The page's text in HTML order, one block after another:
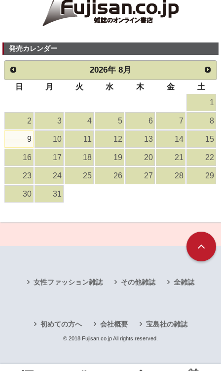
発売カレンダー
2026年 8月
日 月 火 水 木 金
土
1
2 3 4 5 6 7 8
9 10 11 12 13 14 15
16 17 18 19 20 21 22
23 24 25 26 27 28 29
30 31
女性ファッション雑誌 その他雑誌 全雑誌
初めての方へ 会社概要 宝島社の雑誌
© 2018 Fujisan.co.jp All rights reserved.